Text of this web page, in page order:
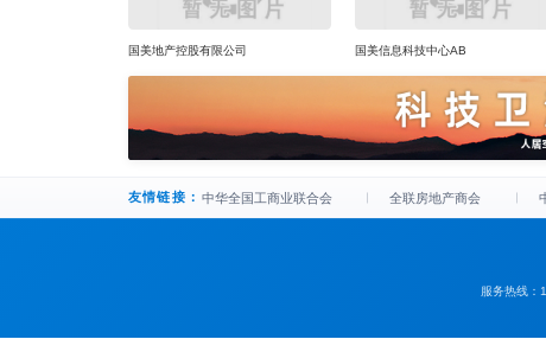
国美地产控股有限公司 国美信息科技中心AB
友情链接： 中华全国工商业联合会 全联房地产商会
服务热线：